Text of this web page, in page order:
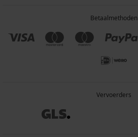
Betaalmethoden
Vervoerders